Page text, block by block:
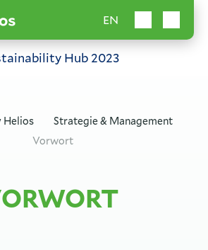
Hub 2023
EN
Helios
Strategie & Management
Vorwort